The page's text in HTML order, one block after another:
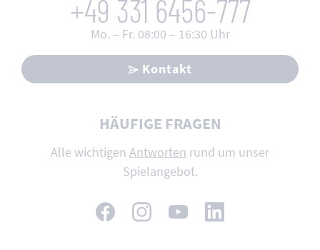
+49 331 6456-777
Mo. – Fr. 08:00 – 16:30 Uhr
Kontakt
HÄUFIGE FRAGEN
Alle wichtigen Antworten rund um unser
Spielangebot.